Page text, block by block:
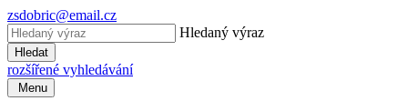
zsdobric@email.cz
Hledaný výraz
Hledat
rozšířené vyhledávání
Menu